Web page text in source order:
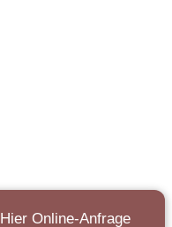
Hier Online-Anfrage